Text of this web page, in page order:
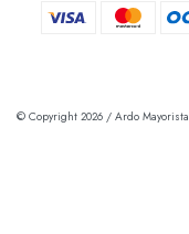
© Copyright 2026 / Ardo Mayorista